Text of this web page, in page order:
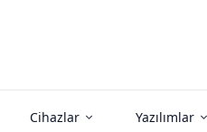
Cihazlar Yazılımlar